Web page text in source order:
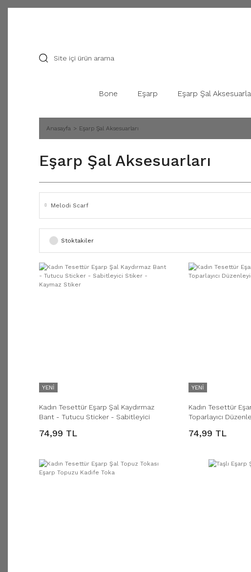
Bone Eşarp Eşarp Şal
Anasayfa Eşarp Şal Aksesuarları
Eşarp Şal Aksesuarları
Melodi Scarf
Stoktakiler
YENİ
Kadın Tesettür Eşarp Şal Kaydırmaz
Bant - Tutucu Sticker - Sabitleyici
74,99 TL
YENİ
Kadın Tesettür
Toparlayıcı
74,99 TL